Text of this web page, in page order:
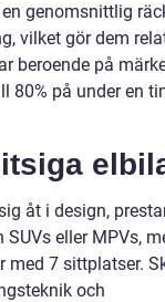
genomsnittlig
vilket gör dem
beroende på
80% på under en
åt i design,
eller MPVs,
med 7 sittplatser.
och